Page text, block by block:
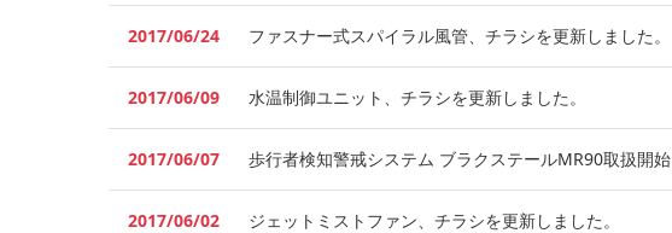
2017/06/24 ファスナー式スパイラル風管、チラシを更新しました。
2017/06/09 水温制御ユニット、チラシを更新しました。
2017/06/07 歩行者検知警戒システム ブラクステールMR90取扱開始
2017/06/02 ジェットミストファン、チラシを更新しました。